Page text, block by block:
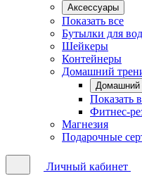
Аксессуары
Показать все
Бутылки для
Шейкеры
Контейнеры
Домашний
Домашний
Показать
Фитнес-
Магнезия
Подарочные
Личный кабинет